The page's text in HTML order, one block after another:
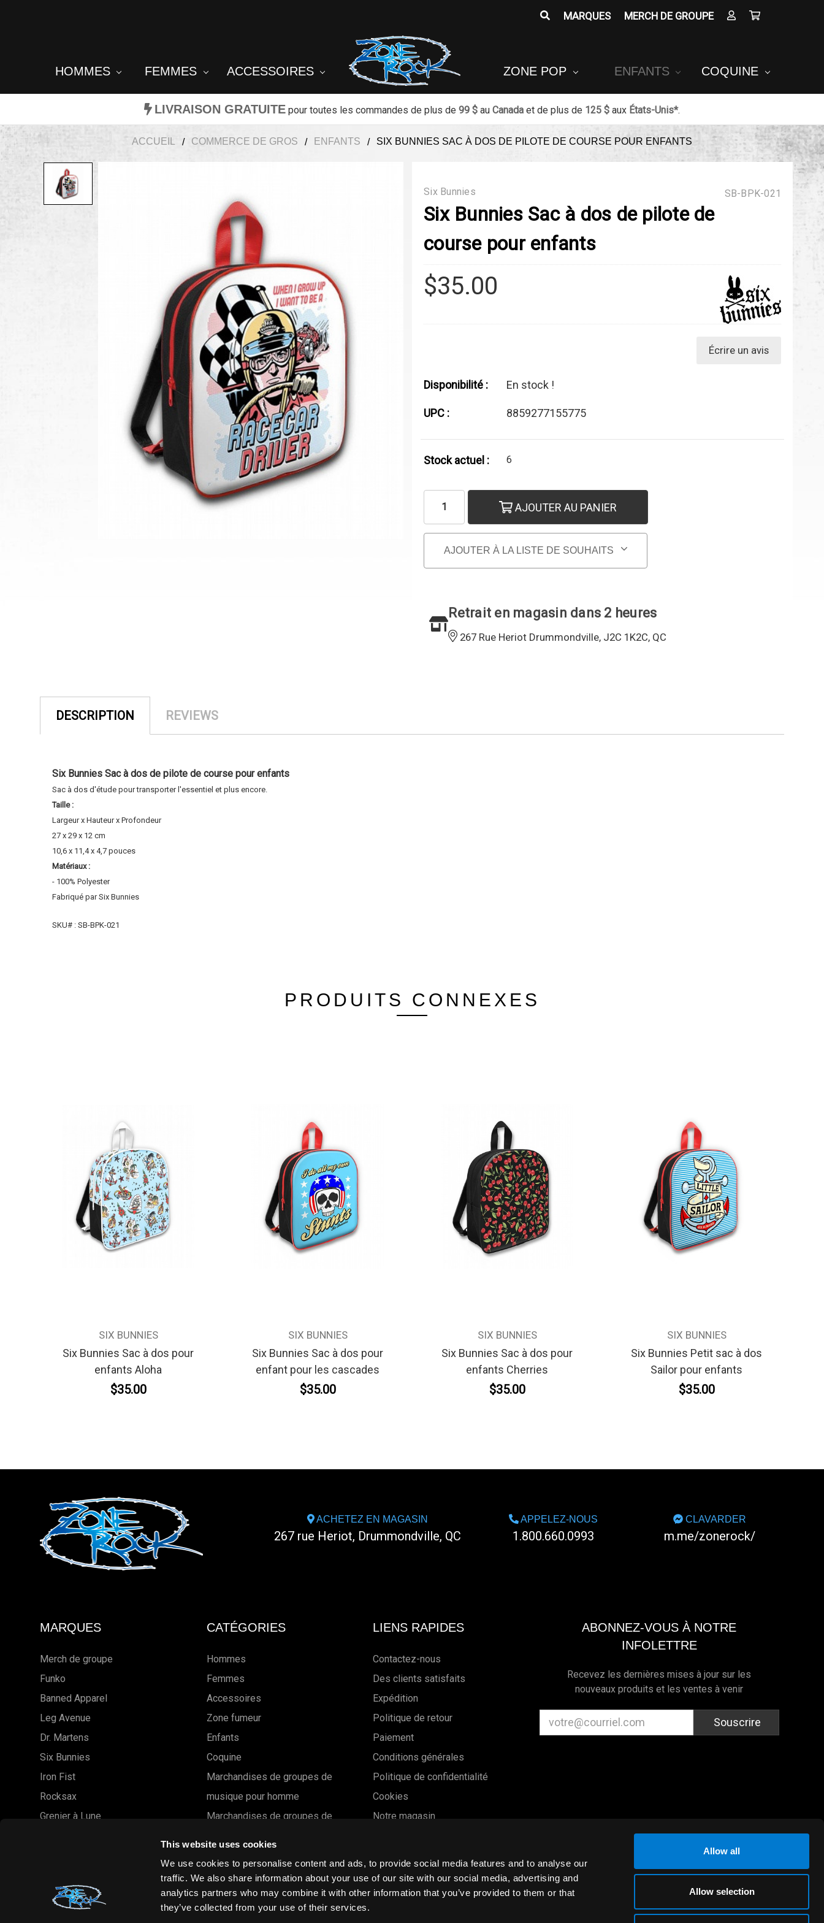
This website uses cookies
We use cookies to personalise content and ads, to provide social media features and to analyse our
traffic. We also share information about your use of our site with our social media, advertising and
analytics partners who may combine it with other information that you’ve provided to them or that
they’ve collected from your use of their services.
Allow all
Allow selection
MARQUES MERCH DE GROUPE
HOMMES FEMMES ACCESSOIRES ZONE POP ENFANTS COQUINE
LIVRAISON GRATUITEpour toutes les commandes de plus de 99 $au Canadaet de plus de 125 $aux États-Unis*.
ACCUEIL COMMERCE DE GROS ENFANTS SIX BUNNIES SAC À DOS DE PILOTE DE COURSE POUR ENFANTS
SB-BPK-021
Six Bunnies
Six Bunnies Sac à dos de pilote de
course pour enfants
$35.00
Écrire un avis
Disponibilité : En stock !
UPC : 8859277155775
Stock actuel : 6
AJOUTER AU PANIER
AJOUTER À LA LISTE DE SOUHAITS
Retrait en magasin dans 2 heures
267 Rue Heriot Drummondville, J2C 1K2C, QC
DESCRIPTION REVIEWS
Six Bunnies Sac à dos de pilote de course pour enfants
Sac à dos d'étude pour transporter l'essentiel et plus encore.
Taille :
Largeur x Hauteur x Profondeur
27 x 29 x 12 cm
10,6 x 11,4 x 4,7 pouces
Matériaux :
- 100% Polyester
Fabriqué par Six Bunnies
SKU# : SB-BPK-021
PRODUITS CONNEXES
SIX BUNNIES
Six Bunnies Sac à dos pour
enfants Aloha
$35.00
SIX BUNNIES
Six Bunnies Sac à dos pour
enfant pour les cascades
$35.00
SIX BUNNIES
Six Bunnies Sac à dos pour
enfants Cherries
$35.00
SIX BUNNIES
Six Bunnies Petit sac à dos
Sailor pour enfants
$35.00
ACHETEZ EN MAGASIN
267 rue Heriot, Drummondville, QC
APPELEZ-NOUS
1.800.660.0993
CLAVARDER
m.me/zonerock/
MARQUES
Merch de groupe
Funko
Banned Apparel
Leg Avenue
Dr. Martens
Six Bunnies
Iron Fist
Rocksax
Grenier à Lune
CATÉGORIES
Hommes
Femmes
Accessoires
Zone fumeur
Enfants
Coquine
Marchandises de groupes de
musique pour homme
Marchandises de groupes de
Marques
En Rupture de stock
Commerce de gros
LIENS RAPIDES
Contactez-nous
Des clients satisfaits
Expédition
Politique de retour
Paiement
Conditions générales
Politique de confidentialité
Cookies
Notre magasin
Blog
ABONNEZ-VOUS À NOTRE
INFOLETTRE
Recevez les dernières mises à jour sur les
nouveaux produits et les ventes à venir
électronique